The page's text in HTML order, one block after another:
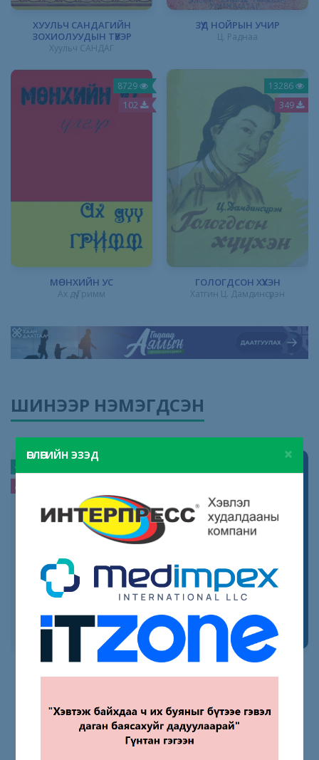
ЗҮҮД НОЙРЫН УЧИР
Ц. Раднаа
ГОЛОГДСОН ХҮҮХЭН
Хатгин Ц. Дамдинсүрэн
ХУУЛЬЧ САНДАГИЙН
ЗОХИОЛУУДЫН ТҮҮВЭР
Хуульч САНДАГ
МӨНХИЙН УС
Ах дүү Гримм
ШИНЭЭР НЭМЭГДСЭН
ОВОД - 1
Э. Войнич
ҮХЭЛТЭЙ НӨХӨРЛӨСӨН ХҮН
Слав Хр. Караславов
ӨГЛӨГИЙН ЭЗЭД ×